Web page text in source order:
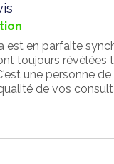
est en parfaite
toujours révélées
une personne
de vos